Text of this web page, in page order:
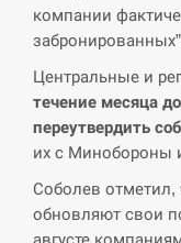
СЕРПЕНЬ
13:23
“Они
ответили,
СЕРПЕНЬ
13:10
Тайвань
навчання на
компании
Центральные и
течение месяца
переутвердить
их с Минобороны
Соболев отметил,
обновляют свои
августе